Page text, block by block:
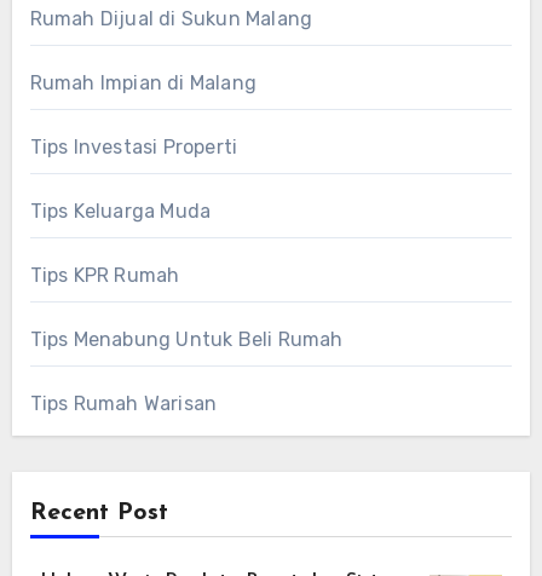
Rumah Dijual di Sukun Malang
Rumah Impian di Malang
Tips Investasi Properti
Tips Keluarga Muda
Tips KPR Rumah
Tips Menabung Untuk Beli Rumah
Tips Rumah Warisan
Recent Post